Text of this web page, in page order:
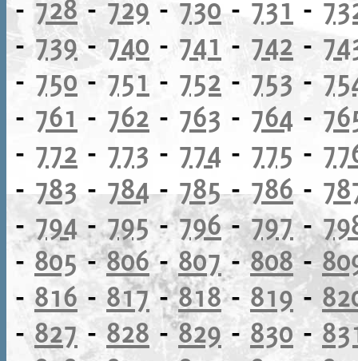
- 728 -729 - 730 - 731 -
-739-740 - 741 - 742 -
- 750 - 751 - 752 - 753 -
- 761 - 762 - 763 - 764 -
- 772 - 773 - 774 - 775 -
-783 -784-785-786-
- 794 -795-796-797-
- 805-806-807-808-
- 816 - 817-818- 819-
-827 -828 -829- 830 -